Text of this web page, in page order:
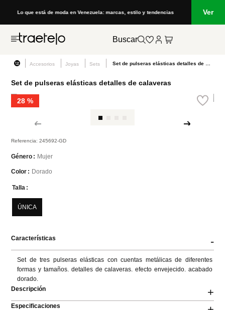
Lo que está de moda en Venezuela: marcas, estilo y tendencias Ver
Buscar
Accesorios Joyas Sets
Set de pulseras elásticas detalles de calaveras
28 %
Referencia:245692-GD
Género Mujer
Color Dorado
Talla
ÚNICA
Características -
Set de tres pulseras elásticas con cuentas metálicas de diferentes
formas y tamaños. detalles de calaveras. efecto envejecido. acabado
dorado.
Descripción
+
Especificaciones